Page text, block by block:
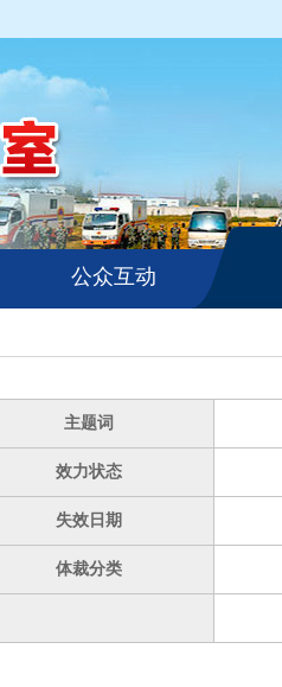
公众互动
主题词
效力状态
失效日期
体裁分类